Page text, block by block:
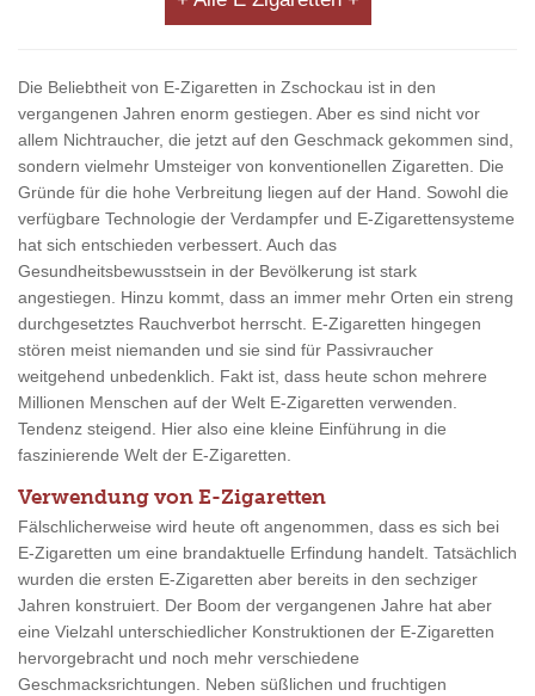
Die Beliebtheit von E-Zigaretten in Zschockau ist in den
vergangenen Jahren enorm gestiegen. Aber es sind nicht vor
allem Nichtraucher, die jetzt auf den Geschmack gekommen sind,
sondern vielmehr Umsteiger von konventionellen Zigaretten. Die
Gründe für die hohe Verbreitung liegen auf der Hand. Sowohl die
verfügbare Technologie der Verdampfer und E-Zigarettensysteme
hat sich entschieden verbessert. Auch das
Gesundheitsbewusstsein in der Bevölkerung ist stark
angestiegen. Hinzu kommt, dass an immer mehr Orten ein streng
durchgesetztes Rauchverbot herrscht. E-Zigaretten hingegen
stören meist niemanden und sie sind für Passivraucher
weitgehend unbedenklich. Fakt ist, dass heute schon mehrere
Millionen Menschen auf der Welt E-Zigaretten verwenden.
Tendenz steigend. Hier also eine kleine Einführung in die
faszinierende Welt der E-Zigaretten.
Verwendung von E-Zigaretten
Fälschlicherweise wird heute oft angenommen, dass es sich bei
E-Zigaretten um eine brandaktuelle Erfindung handelt. Tatsächlich
wurden die ersten E-Zigaretten aber bereits in den sechziger
Jahren konstruiert. Der Boom der vergangenen Jahre hat aber
eine Vielzahl unterschiedlicher Konstruktionen der E-Zigaretten
hervorgebracht und noch mehr verschiedene
Geschmacksrichtungen. Neben süßlichen und fruchtigen